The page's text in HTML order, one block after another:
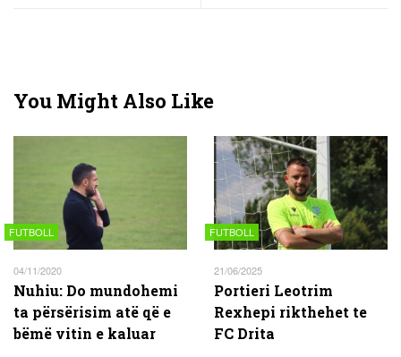
You Might Also Like
FUTBOLL
04/11/2020
Nuhiu: Do mundohemi
ta përsërisim atë që e
bëmë vitin e kaluar
FUTBOLL
21/06/2025
Portieri Leotrim
Rexhepi rikthehet te
FC Drita